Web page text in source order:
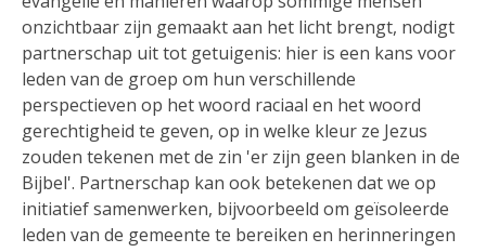
onzichtbaar zijn gemaakt aan het licht brengt, nodigt
partnerschap uit tot getuigenis: hier is een kans voor
leden van de groep om hun verschillende
perspectieven op het woord raciaal en het woord
gerechtigheid te geven, op in welke kleur ze Jezus
zouden tekenen met de zin 'er zijn geen blanken in de
Bijbel'. Partnerschap kan ook betekenen dat we op
initiatief samenwerken, bijvoorbeeld om geïsoleerde
leden van de gemeente te bereiken en herinneringen